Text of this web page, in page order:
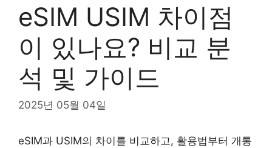
eSIM USIM 차이점
이 있나요? 비교 분
석 및 가이드
2025년 05월 04일
eSIM과 USIM의 차이를 비교하고, 활용법부터 개통